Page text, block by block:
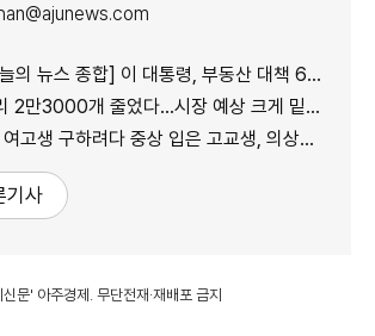
합] 이 대통령, 부동산 대책 6시간 점검…"기존 방식 벗어나 과감히 실행" 外
3000개 줄었다…시장 예상 크게 밑돈 '고용 쇼크'
생 구하려다 중상 입은 고교생, 의상자 인정
기사
문' 아주경제. 무단전재·재배포 금지